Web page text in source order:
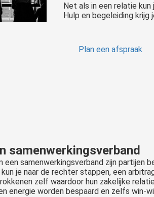
Net als in een relatie
Hulp en begeleiding krijg
Plan een afspraak
samenwerkingsverband
een samenwerkingsverband zijn partijen
je naar de rechter stappen, een
zelf waardoor hun zakelijke
energie worden bespaard en zelfs win-